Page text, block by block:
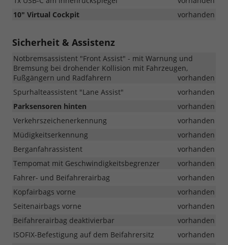
10" Virtual Cockpit
vorhanden
Sicherheit & Assistenz
Notbremsassistent "Front Assist" - mit Warnung und
Bremsung bei drohender Kollision mit Fahrzeugen,
Fußgängern und Radfahrern
vorhanden
Spurhalteassistent "Lane Assist"
vorhanden
Parksensoren hinten
vorhanden
Verkehrszeichenerkennung
vorhanden
Müdigkeitserkennung
vorhanden
Berganfahrassistent
vorhanden
Tempomat mit Geschwindigkeitsbegrenzer
vorhanden
Fahrer- und Beifahrerairbag
vorhanden
Kopfairbags vorne
vorhanden
Seitenairbags vorne
vorhanden
Beifahrerairbag deaktivierbar
vorhanden
ISOFIX-Befestigung auf dem Beifahrersitz
vorhanden